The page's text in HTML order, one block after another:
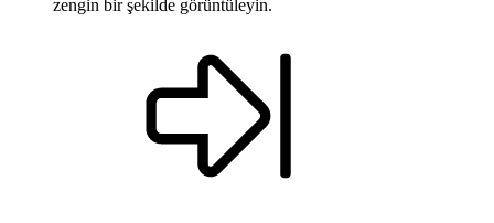
zengin bir şekilde görüntüleyin.